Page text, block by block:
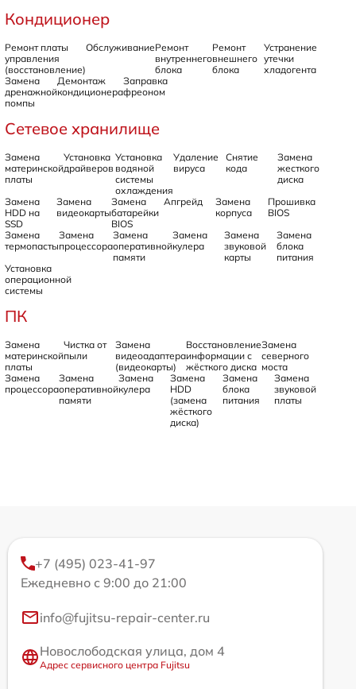
Кондиционер
Ремонт платы
управления
(восстановление)
ОбслуживаниеРемонт
внутреннего
блока
Ремонт
внешнего
блока
Устранение
утечки
хладогента
Замена
дренажной
помпы
Демонтаж
кондиционера
Заправка
фреоном
Сетевое хранилище
Замена
материнской
платы
Установка
драйверов
Установка
водяной
системы
охлаждения
Удаление
вируса
Снятие
кода
Замена
жесткого
диска
Замена
HDD на
SSD
Замена
видеокарты
Замена
батарейки
BIOS
Апгрейд
Замена
корпуса
Прошивка
BIOS
Замена
термопасты
Замена
процессора
Замена
оперативной
памяти
Замена
кулера
Замена
звуковой
карты
Замена
блока
питания
Установка
операционной
системы
ПК
Замена
материнской
платы
Чистка от
пыли
Замена
видеоадаптера
(видеокарты)
Восстановление
информации с
жёсткого диска
Замена
северного
моста
Замена
процессора
Замена
оперативной
памяти
Замена
кулера
Замена
HDD
(замена
жёсткого
диска)
Замена
блока
питания
Замена
звуковой
платы
+7 (495) 023-41-97
Ежедневно с 9:00 до 21:00
info@fujitsu-repair-center.ru
Новослободская улица, дом 4
Адрес сервисного центра Fujitsu